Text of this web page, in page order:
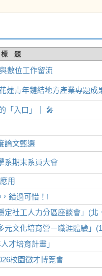
標 題
數位工作留流
蓮青年鏈結地方產業專題成
「入口」｜ 🎤
論文甄選
系期末系員大會
用
錯過可惜！!
定社工人力分區座談會」(
元文化培育營－職涯體驗」
才培育計畫」
校園徵才博覽會